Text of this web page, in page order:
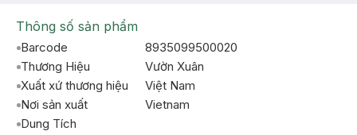
Thông số sản phẩm
Barcode
8935099500020
Thương Hiệu
Vườn Xuân
Xuất xứ thương hiệu
Việt Nam
Nơi sản xuất
Vietnam
Dung Tích